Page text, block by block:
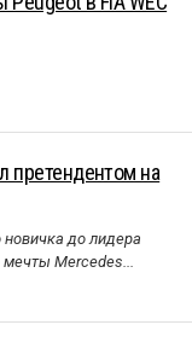
претендентом на
до лидера
Mercedes...